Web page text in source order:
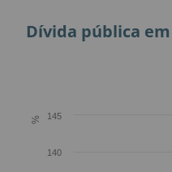
Dívida pública